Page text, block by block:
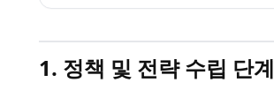
1. 정책 및 전략 수립 단계